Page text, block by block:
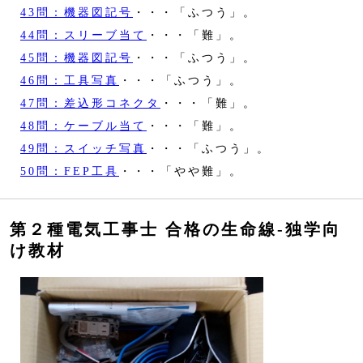
43問：機器図記号 ・・・「ふつう」。
44問：スリーブ当て
・・・「難」。
45問：機器図記号 ・・・「ふつう」。
46問：工具写真 ・・・「ふつう」。
47問：差込形コネクタ
・・・「難」。
48問：ケーブル当て
・・・「難」。
49問：スイッチ写真 ・・・「ふつう」。
50問：FEP工具 ・・・「やや難」。
第２種電気工事士 合格の生命線‐独学向
け教材